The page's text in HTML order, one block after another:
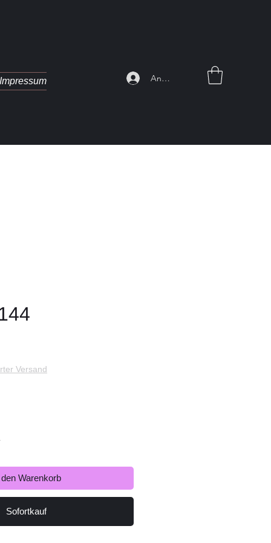
Impressum Anmelden
Versand
den Warenkorb
Sofortkauf